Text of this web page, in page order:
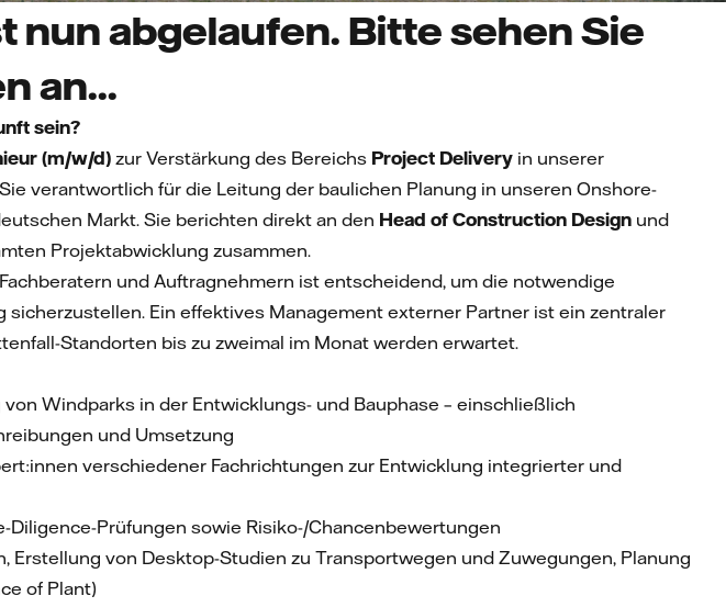
nun abgelaufen. Bitte sehen Sie
an...
sein?
(m/w/d)zur Verstärkung des Bereichs Project Delivery in unserer
verantwortlich für die Leitung der baulichen Planung in unseren Onshore-
Markt. Sie berichten direkt an den Head of Construction Design und
Projektabwicklung zusammen.
und Auftragnehmern ist entscheidend, um die notwendige
Ein effektives Management externer Partner ist ein zentraler
Standorten bis zu zweimal im Monat werden erwartet.
Windparks in der Entwicklungs- und Bauphase – einschließlich
und Umsetzung
verschiedener Fachrichtungen zur Entwicklung integrierter und
Prüfungen sowie Risiko-/Chancenbewertungen
von Desktop-Studien zu Transportwegen und Zuwegungen, Planung
of Plant)